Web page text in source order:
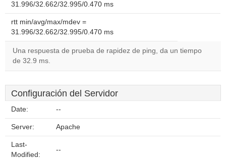
31.996/32.662/32.995/0.470 ms
rtt min/avg/max/mdev =
31.996/32.662/32.995/0.470 ms
Una respuesta de prueba de rapidez de ping, da un tiempo
de 32.9 ms.
Configuración del Servidor
Date: --
Server: Apache
Last-
Modified:
--